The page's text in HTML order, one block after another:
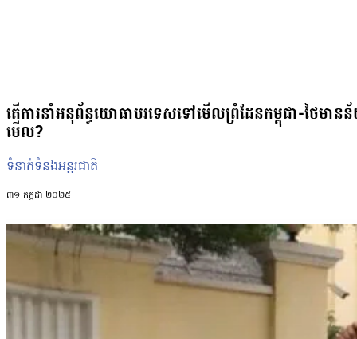
តើការនាំអនុព័ន្ធយោធាបរទេសទៅមើលព្រំដែនកម្ពុជា-ថៃមាន
មើល?
ទំនាក់ទំនងអន្តរជាតិ
៣១ កក្កដា ២០២៥